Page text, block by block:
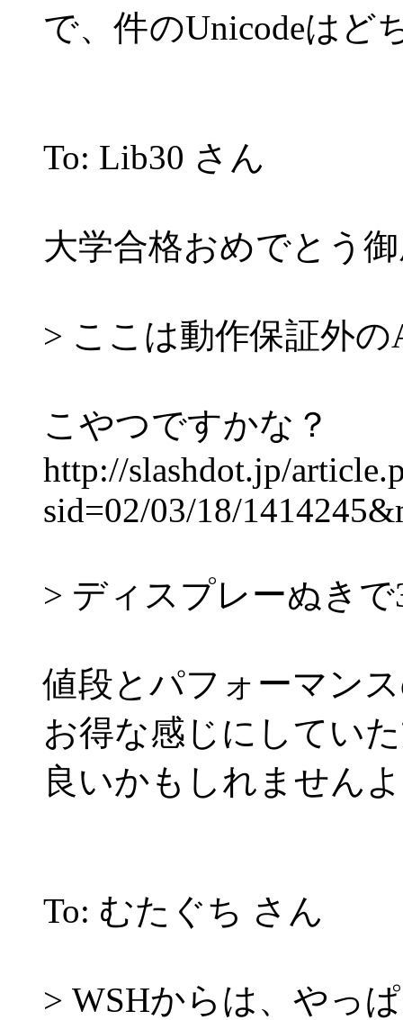
で、件のUnicodeはど
To: Lib30 さん
大学合格おめでとう
> ここは動作保証外
こやつですかな？
http://slashdot.jp/
sid=02/03/18/
> ディスプレーぬき
値段とパフォーマン
お得な感じにしてい
良いかもしれません
To: むたぐち さん
> WSHからは、やっ